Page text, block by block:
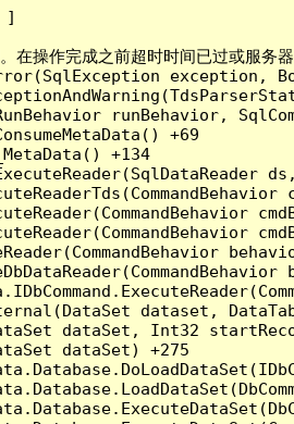
]
作完成之前超时时间已过或服务器
exception,
runBehavior,
+69
+134
dataset,
dataSet, Int32
dataSet) +275